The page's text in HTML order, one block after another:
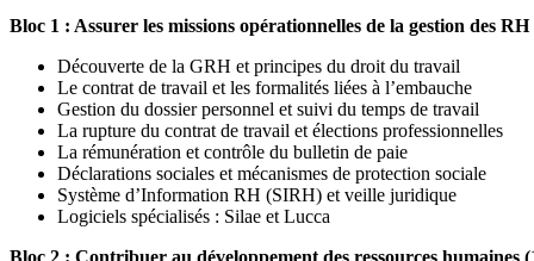
Visionner des contenus exclusifs pour acquérir des
Bloc 1 : Assurer les missions opérationnelles de la gestion des RH
Découverte de la GRH et principes du droit du travail
Le contrat de travail et les formalités liées à l’embauche
Gestion du dossier personnel et suivi du temps de travail
La rupture du contrat de travail et élections professionnelles
La rémunération et contrôle du bulletin de paie
Déclarations sociales et mécanismes de protection sociale
Système d’Information RH (SIRH) et veille juridique
Logiciels spécialisés : Silae et Lucca